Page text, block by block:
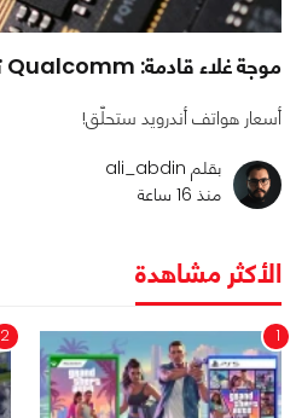
موجة غلاء قادمة: Qualcomm ترفع أسعارها قريبًا
أسعار هواتف أندرويد ستحلّق!
بقلم ali_abdin
منذ 16 ساعة
الأكثر مشاهدة
1
2